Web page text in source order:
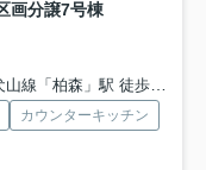
画分譲7号棟
「柏森」駅 徒歩30分車6分 2.6km
カウンターキッチン